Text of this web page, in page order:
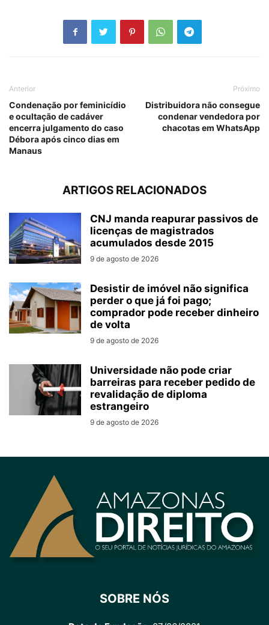
Anterior
Condenação por feminicídio
e ocultação de cadáver
encerra julgamento do caso
Débora após cinco dias em
Manaus
Próximo
Distribuidora não consegue
condenar vendedora por
chacotas em WhatsApp
ARTIGOS RELACIONADOS
CNJ manda reapurar passivos de
licenças de magistrados
acumulados desde 2015
9 de agosto de 2026
Desistir de imóvel não significa
perder o que já foi pago;
comprador pode receber dinheiro
de volta
9 de agosto de 2026
Universidade não pode criar
barreiras para receber pedido de
revalidação de diploma
estrangeiro
9 de agosto de 2026
SOBRE NÓS